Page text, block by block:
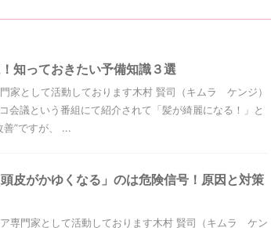
知っておきたい予備知識３選
家として活動しております木村 賢司（キムラ ケンジ）
会議という番組にて紹介されて「髪が綺麗になる！」と
”ですが、 ...
頭皮がかゆくなる」のは危険信号！原因と対策
専門家として活動しております木村 賢司（キムラ ケン